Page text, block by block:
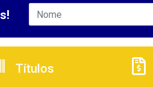
Títulos